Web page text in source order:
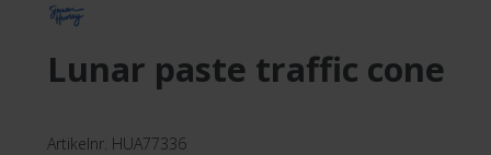
lunar paste traffic cone
Artikelnr. HUA77336